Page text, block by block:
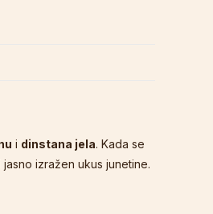
i dinstana jela. Kada se
jasno izražen ukus junetine.